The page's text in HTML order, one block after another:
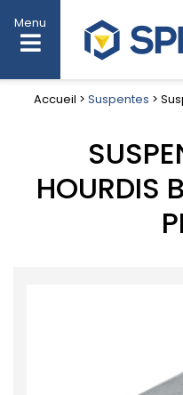
Menu
Accueil > Suspentes >
HOURDIS